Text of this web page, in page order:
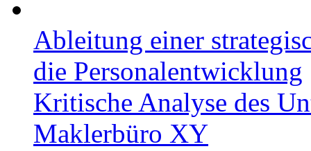
Ableitung einer
die Personalentwicklung
Kritische Analyse des
Maklerbüro XY